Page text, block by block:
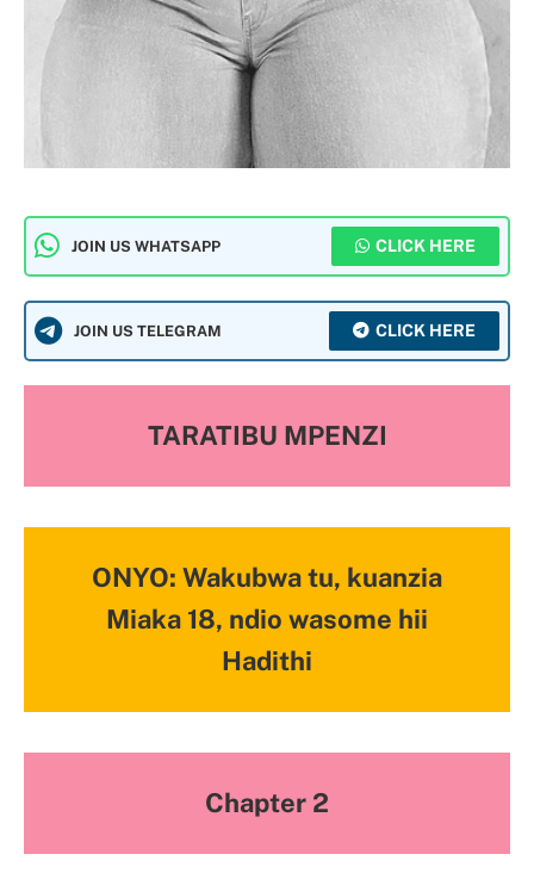
JOIN US WHATSAPP CLICK HERE
JOIN US TELEGRAM CLICK HERE
TARATIBU MPENZI
ONYO: Wakubwa tu, kuanzia
Miaka 18, ndio wasome hii
Hadithi
Chapter 2